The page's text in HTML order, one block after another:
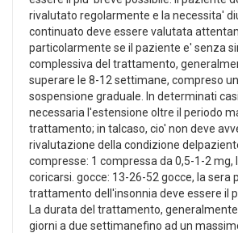
rivalutato regolarmente e la necessita'
continuato deve essere valutata
particolarmente se il paziente e' senza
complessiva del trattamento,
superare le 8-12 settimane, compreso
sospensione graduale. In determinati
necessaria l'estensione oltre il periodo
trattamento; in talcaso, cio' non deve
rivalutazione della condizione
compresse: 1 compressa da 0,5-1-2 mg,
coricarsi. gocce: 13-26-52 gocce, la sera
trattamento dell'insonnia deve essere il
La durata del trattamento,
giorni a due settimanefino ad un